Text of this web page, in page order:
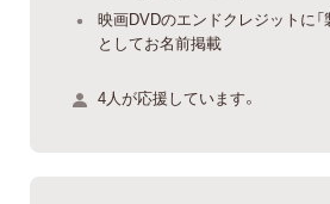
映画DVDのエンドクレジットに「
としてお名前掲載
4人が応援しています。